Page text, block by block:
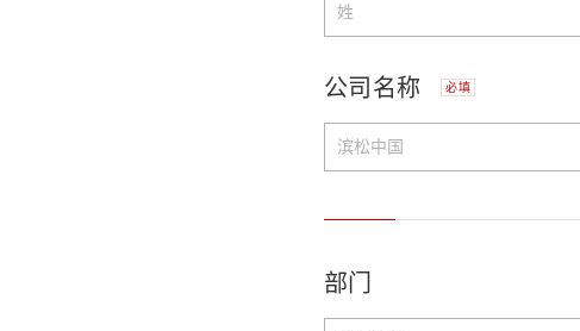
公司名称 必填
部门